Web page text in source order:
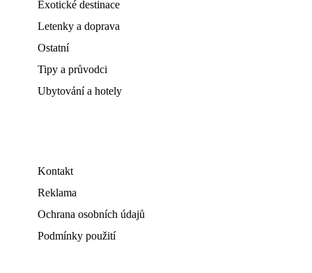
Exotické destinace
Letenky a doprava
Ostatní
Tipy a průvodci
Ubytování a hotely
Kontakt
Reklama
Ochrana osobních údajů
Podmínky použití